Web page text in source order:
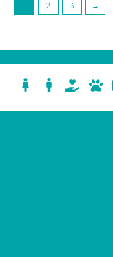
1 2 3 →
Mujeres Hombres